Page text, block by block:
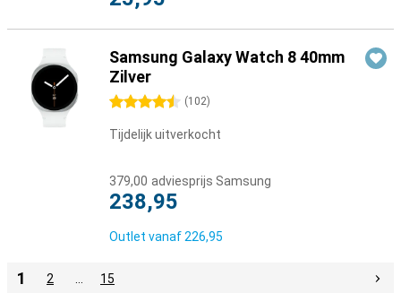
Samsung Galaxy Watch 8 40mm
Zilver
4.5 sterren (102)
Tijdelijk uitverkocht
379,00 adviesprijs Samsung
238,95
Outlet vanaf 226,95
1 2 15